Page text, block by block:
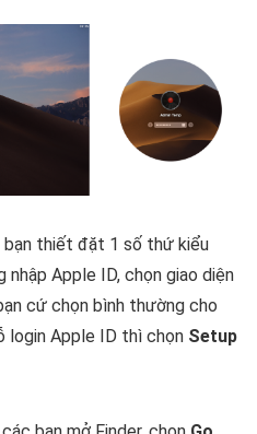
bạn thiết đặt 1 số thứ kiểu
nhập Apple ID, chọn giao diện
cứ chọn bình thường cho
login Apple ID thì chọn Setup